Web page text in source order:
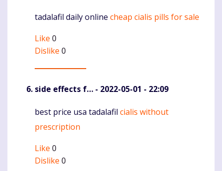
Komentaras
tadalafil daily online cheap cialis pills for sale
Like 0
Dislike 0
side effects f… - 2022-05-01 - 22:09
Komentaras
best price usa tadalafil cialis without
prescription
Like 0
Dislike 0